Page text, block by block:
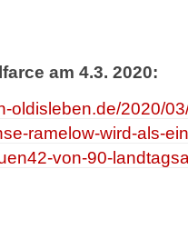
am 4.3. 2020:
oldisleben.de/2020/
ramelow-wird-als-
von-90-